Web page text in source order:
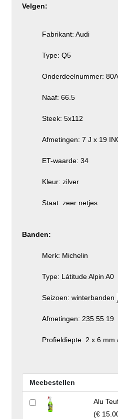
Velgen:
Fabrikant: Audi
Type: Q5
Onderdeelnummer:
Naaf: 66.5
Steek: 5x112
Afmetingen: 7 J x 19
ET-waarde: 34
Kleur: zilver
Staat: zeer netjes
Banden:
Merk: Michelin
Type: Látitude Alpin A0
Seizoen: winterbanden
Afmetingen: 235 55 19
Profieldiepte: 2 x 6 mm
Meebestellen
Alu
(€